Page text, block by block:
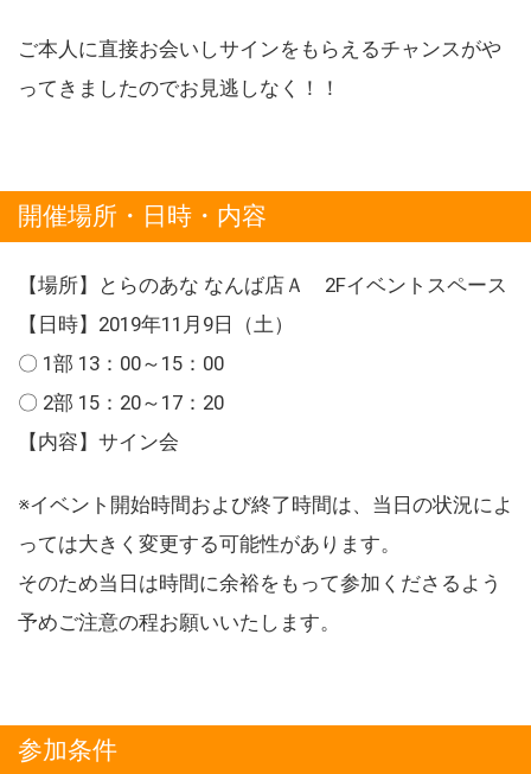
ご本人に直接お会いしサインをもらえるチャンスがや
ってきましたのでお見逃しなく！！
開催場所・日時・内容
【場所】とらのあな なんば店Ａ 2Fイベントスペース
【日時】2019年11月9日（土）
〇 1部 13：00～15：00
〇 2部 15：20～17：20
【内容】サイン会
※イベント開始時間および終了時間は、当日の状況によ
っては大きく変更する可能性があります。
そのため当日は時間に余裕をもって参加くださるよう
予めご注意の程お願いいたします。
参加条件